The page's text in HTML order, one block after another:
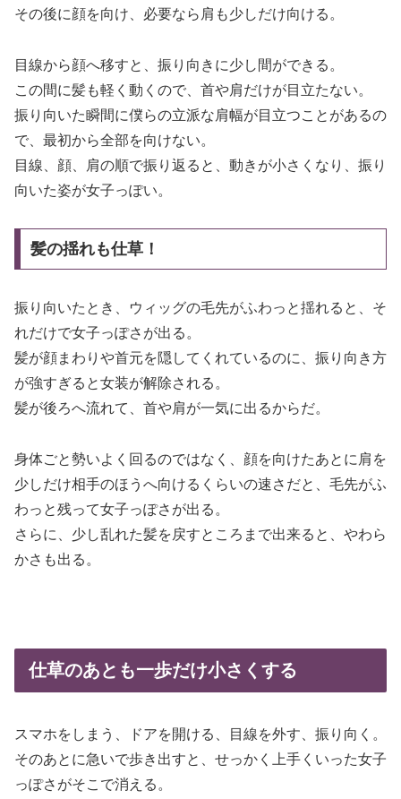
その後に顔を向け、必要なら肩も少しだけ向ける。
目線から顔へ移すと、振り向きに少し間ができる。
この間に髪も軽く動くので、首や肩だけが目立たない。
振り向いた瞬間に僕らの立派な肩幅が目立つことがあるの
で、最初から全部を向けない。
目線、顔、肩の順で振り返ると、動きが小さくなり、振り
向いた姿が女子っぽい。
髪の揺れも仕草！
振り向いたとき、ウィッグの毛先がふわっと揺れると、そ
れだけで女子っぽさが出る。
髪が顔まわりや首元を隠してくれているのに、振り向き方
が強すぎると女装が解除される。
髪が後ろへ流れて、首や肩が一気に出るからだ。
身体ごと勢いよく回るのではなく、顔を向けたあとに肩を
少しだけ相手のほうへ向けるくらいの速さだと、毛先がふ
わっと残って女子っぽさが出る。
さらに、少し乱れた髪を戻すところまで出来ると、やわら
かさも出る。
仕草のあとも一歩だけ小さくする
スマホをしまう、ドアを開ける、目線を外す、振り向く。
そのあとに急いで歩き出すと、せっかく上手くいった女子
っぽさがそこで消える。